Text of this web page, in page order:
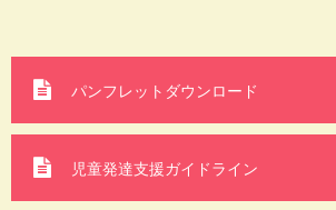
パンフレットダウンロード
児童発達支援ガイドライン